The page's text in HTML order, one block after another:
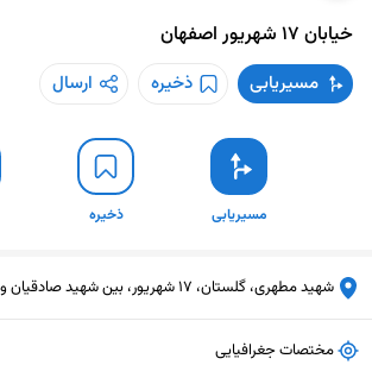
خیابان ۱۷ شهریور اصفهان
مسیریابی ذخیره ارسال
مسیریابی ذخیره
شهید مطهری، گلستان، 17 شهریور، بین شهید صادقیان و مریم
مختصات جغرافیایی